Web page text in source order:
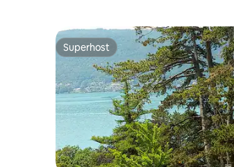
Superhost
Superhost